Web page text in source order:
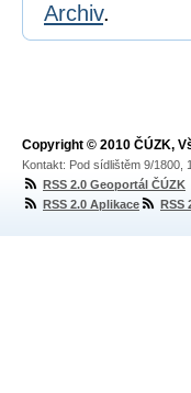
Archiv.
Copyright © 2010 ČÚZK,
Kontakt: Pod sídlištěm 9/1800,
RSS 2.0 Geoportál ČÚZK
RSS 2.0 Aplikace
RSS